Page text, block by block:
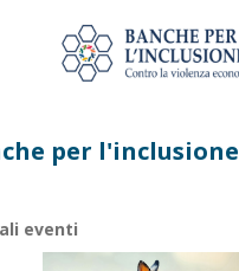
per l'inclusione
eventi